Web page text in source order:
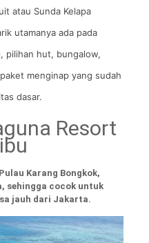
atau Sunda Kelapa
utamanya ada pada
pilihan hut, bungalow,
menginap yang sudah
dasar.
Resort
Karang Bongkok,
sehingga cocok untuk
jauh dari Jakarta.